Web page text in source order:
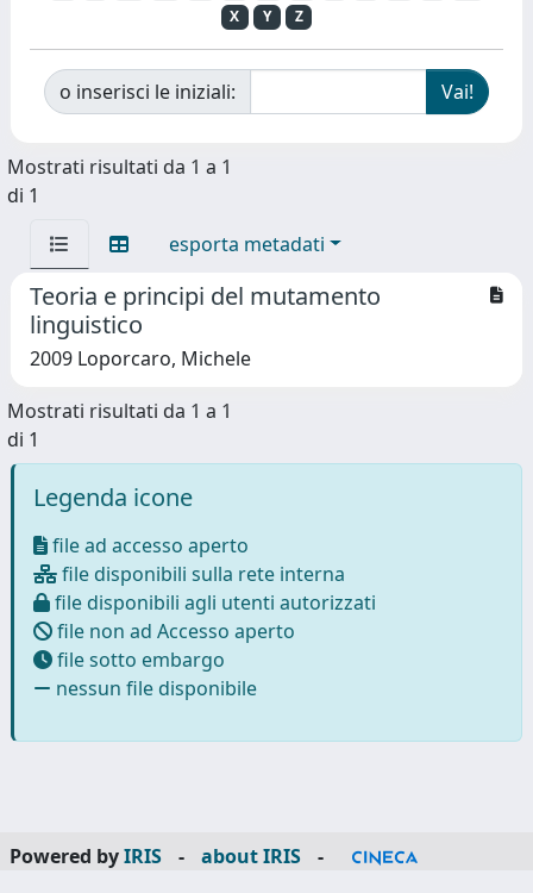
X
Y Z
o inserisci le iniziali:
Mostrati risultati da 1 a 1
di 1
esporta metadati
Teoria e principi del mutamento
linguistico
2009 Loporcaro, Michele
Mostrati risultati da 1 a 1
di 1
Legenda icone
file ad accesso aperto
file disponibili sulla rete interna
file disponibili agli utenti autorizzati
file non ad Accesso aperto
file sotto embargo
nessun file disponibile
Powered byIRIS - about IRIS
-